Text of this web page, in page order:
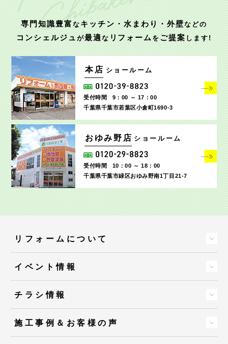
専門知識豊富なキッチン・水まわり・外壁などの
コンシェルジュが最適なリフォームをご提案します!
本店 ショールーム
受付時間
9：00 ～ 17：00
千葉県千葉市若葉区小倉町1690‐3
おゆみ野店 ショールーム
受付時間
10：00 ～ 18：00
千葉県千葉市緑区おゆみ野南1丁目21-7
リフォームについて
イベント情報
チラシ情報
施工事例＆お客様の声